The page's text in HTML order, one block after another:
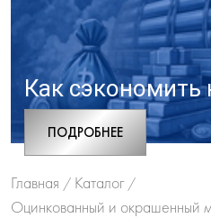
Как сэкономить
ПОДРОБНЕЕ
Главная / Каталог /
Оцинкованный и окрашенный